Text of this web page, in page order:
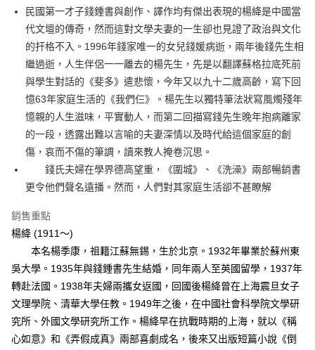
每筆NT$60，滿NT$499(含以上)免運費
付款後7-11取貨
每筆NT$60，滿NT$499(含以上)免運費
宅配
每筆NT$100，滿NT$499(含以上)免運費
民國第一才子錢鍾書與創作、譯作均有傑出表現的楊絳是中國當
代文壇的傳奇，然而這對文學夫妻的一生卻也見證了政治與文化
的扞格不入。1996年錢家唯一的女兒錢媛病逝，兩年後錢先生相
繼過逝，人生伴侶一一離去的楊先生，先是以翻譯蘇格拉底死前
與學生對話的《斐多》遣悲懷，今年又以九十二歲高齡，寫下回
憶63年家庭生活的《我們仨》。楊先生以獨特筆法狀寫風燭殘年
憶親的人生滋味，平實動人，而第二回描寫錢先生晚年抱病離家
的一段，透露出難以言喻的夫妻深情以及時代給這個家庭的創
傷，哀而不傷的筆調，讀來教人掩卷沉思。
錢氏夫婦在學界德高望重，《圍城》、《洗澡》兩部暢銷書
更令他們聲名遠播。然而，人們對其家庭生活卻不甚瞭解
銷售重點
楊絳 (1911～)
本名楊季康，祖籍江蘇無錫，生於北京。1932年畢業於蘇州東
吳大學。1935年與錢鍾書先生結婚，同年兩人至英國留學，1937年
轉赴法國。1938年夫婦兩攜女返國，回國後楊絳曾在上海震旦女子
文理學院、清華大學任教。1949年之後，在中國社會科學院文學研
究所、外國文學研究所工作。楊絳早在抗戰時期的上海，就以《稱
心如意》和《弄假成真》兩部喜劇成名，後來又出版短篇小說《倒